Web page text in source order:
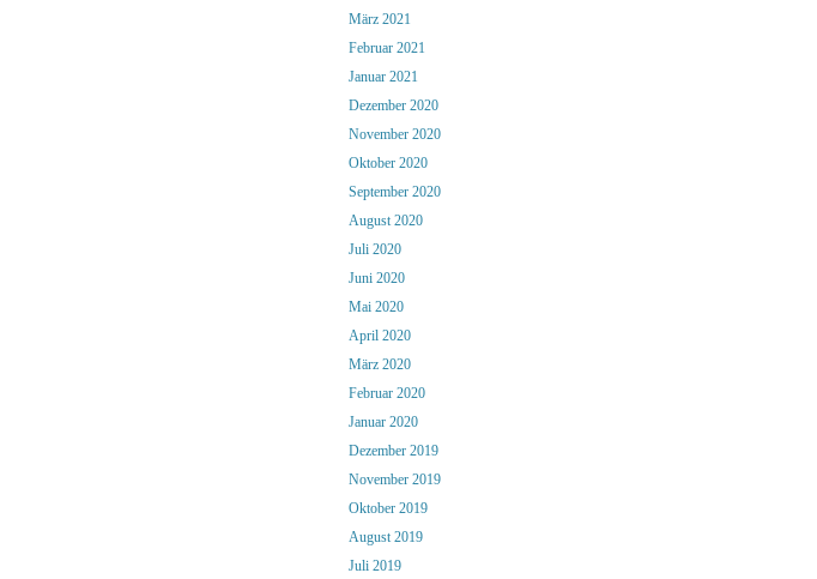
März 2021
Februar 2021
Januar 2021
Dezember 2020
November 2020
Oktober 2020
September 2020
August 2020
Juli 2020
Juni 2020
Mai 2020
April 2020
März 2020
Februar 2020
Januar 2020
Dezember 2019
November 2019
Oktober 2019
August 2019
Juli 2019